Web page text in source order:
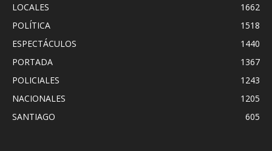
LOCALES
1662
POLÍTICA
1518
ESPECTÁCULOS
1440
PORTADA
1367
POLICIALES
1243
NACIONALES
1205
SANTIAGO
605